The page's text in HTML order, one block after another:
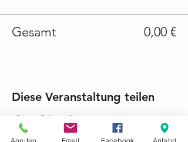
Gesamt 0,00 €
Diese Veranstaltung teilen
Anrufen Email Facebook Anfahrt